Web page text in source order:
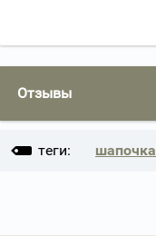
Отзывы
теги: шапочка